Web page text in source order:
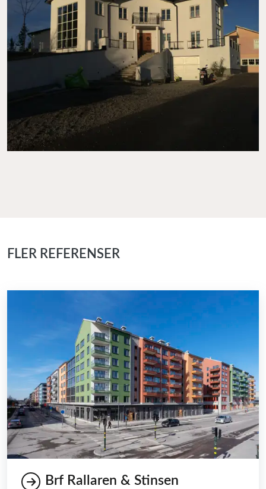
FLER REFERENSER
Brf Rallaren & Stinsen